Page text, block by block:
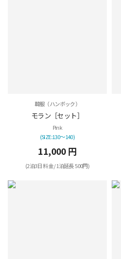
韓服（ハンボック）
モラン［セット］
Pink
(SIZE:130～140)
11,000 円
(2泊3日 料金 / 1泊延長 500円)